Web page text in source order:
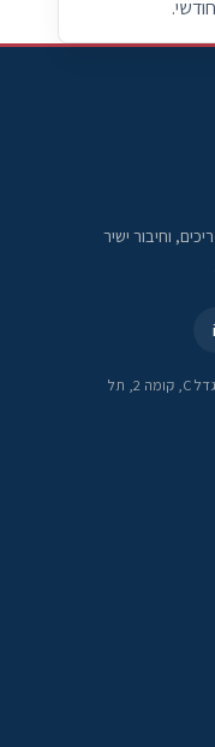
וחיבור ישיר
רחוב ראול ולנברג 18, מתחם CU, מגדל C, קומה 2, תל